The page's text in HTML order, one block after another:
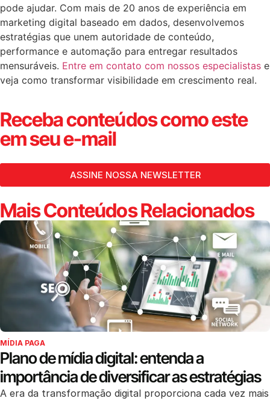
pode ajudar. Com mais de 20 anos de experiência em
marketing digital baseado em dados, desenvolvemos
estratégias que unem autoridade de conteúdo,
performance e automação para entregar resultados
mensuráveis. Entre em contato com nossos especialistas e
veja como transformar visibilidade em crescimento real.
Receba conteúdos como este
em seu e-mail
ASSINE NOSSA NEWSLETTER
Mais Conteúdos Relacionados
MÍDIA PAGA
Plano de mídia digital: entenda a
importância de diversificar as estratégias
A era da transformação digital proporciona cada vez mais